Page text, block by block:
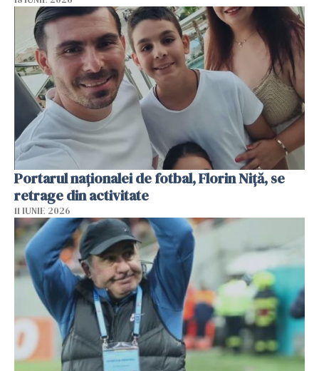
Portarul naționalei de fotbal, Florin Niță, se
retrage din activitate
11 IUNIE 2026